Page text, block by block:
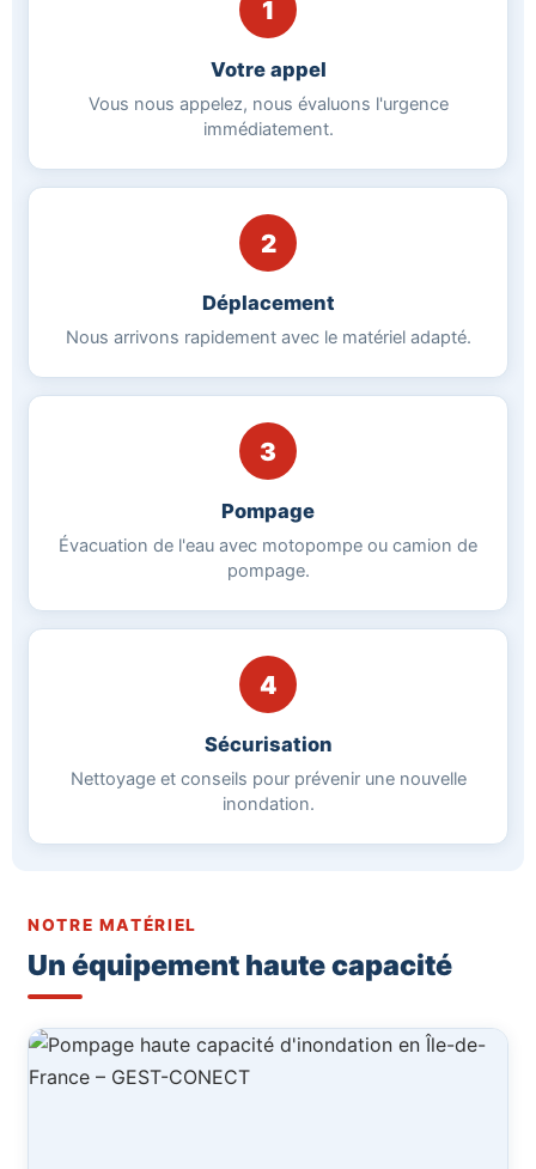
1
Votre appel
Vous nous appelez, nous évaluons l'urgence
immédiatement.
2
Déplacement
Nous arrivons rapidement avec le matériel adapté.
3
Pompage
Évacuation de l'eau avec motopompe ou camion de
pompage.
4
Sécurisation
Nettoyage et conseils pour prévenir une nouvelle
inondation.
NOTRE MATÉRIEL
Un équipement haute capacité